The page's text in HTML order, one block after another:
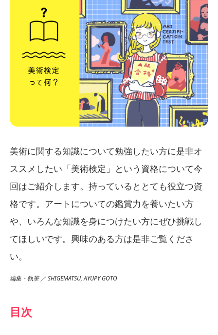
美術に関する知識について勉強したい方に是非オ
ススメしたい「美術検定」という資格について今
回はご紹介します。持っているととても役立つ資
格です。アートについての鑑賞力を養いたい方
や、いろんな知識を身につけたい方にぜひ挑戦し
てほしいです。興味のある方は是非ご覧くださ
い。
編集・執筆 ／ SHIGEMATSU, AYUPY GOTO
目次